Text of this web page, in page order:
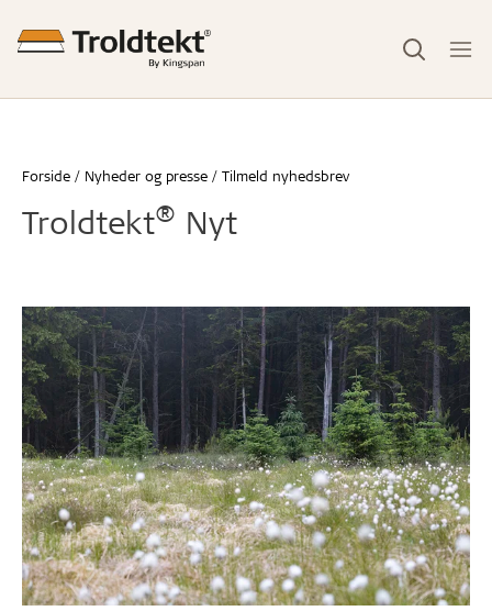
Forside Nyheder og presse Tilmeld nyhedsbrev
Troldtekt® Nyt